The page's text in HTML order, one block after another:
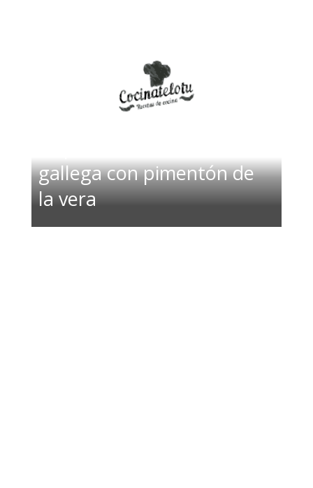
gallega con pimentón de
la vera